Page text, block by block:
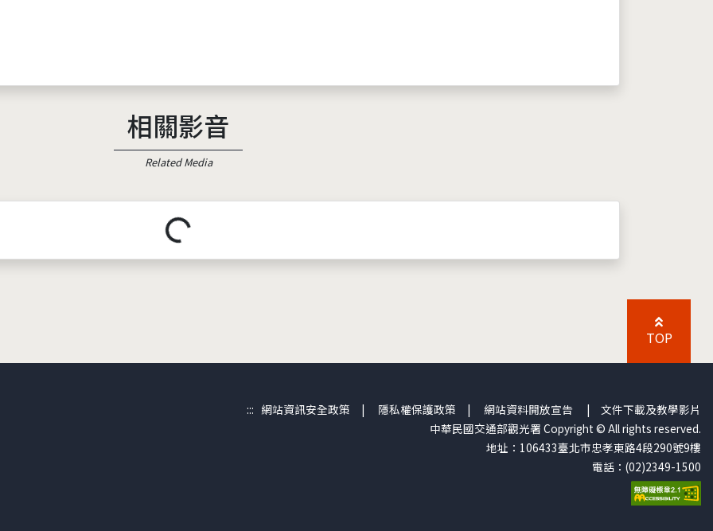
相關影音
Related Media
載入中...
TOP
::: 網站資訊安全政策 | 隱私權保護政策 | 網站資料開放宣告 | 文件下載及教學影片
中華民國交通部觀光署 Copyright © All rights reserved.
地址：106433臺北市忠孝東路4段290號9樓
電話：(02)2349-1500